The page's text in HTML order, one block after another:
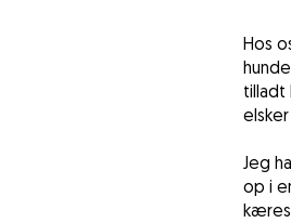
Hos
tilladt
Jeg
op i